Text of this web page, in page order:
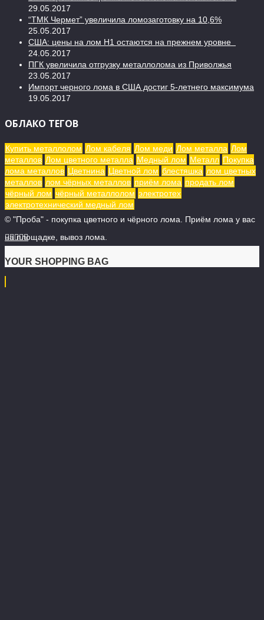
29.05.2017
“ТМК Чермет” увеличила ломозаготовку на 10,6%
25.05.2017
США: цены на лом H1 остаются на прежнем уровне
24.05.2017
ПГК увеличила отгрузку металлолома из Приволжья
23.05.2017
Импорт черного лома в США достиг 5-летнего максимума
19.05.2017
ОБЛАКО ТЕГОВ
Купить металлолом Лом кабеля Лом меди Лом металла Лом
металлов Лом цветного металла Медный лом Металл Покупка
лома металлов Цветнина Цветной лом блестяшка лом цветных
металлов лом чёрных металлов приём лома продать лом
чёрный лом чёрный металлолом электротех
электротехнический медный лом
© "Проба" - покупка цветного и чёрного лома. Приём лома у вас
на площадке, вывоз лома.

YOUR SHOPPING BAG